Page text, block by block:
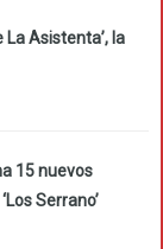
La Asistenta’, la
15 nuevos
Serrano’